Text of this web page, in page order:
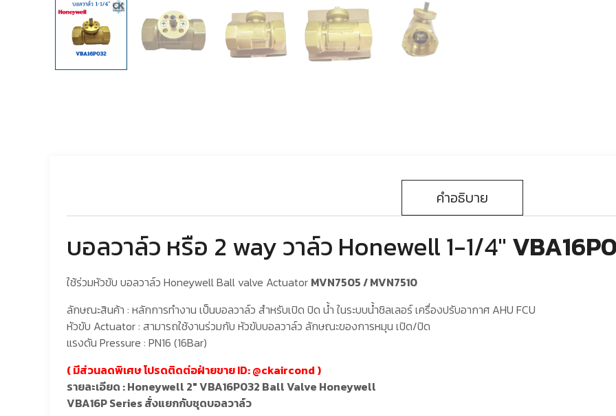
คำอธิบาย
บอลวาล์ว หรือ 2 way วาล์ว Honewell 1-1/4″
ใช้ร่วมหัวขับ บอลวาล์ว Honeywell Ball valve Actuator MVN7505 / MVN7510
ลักษณะสินค้า : หลักการทำงาน เป็นบอลวาล์ว สำหรับเปิด ปิด น้ำ ในระบบน้ำชิลเลอร์ เครื่องปรับอากาศ AHU FCU
หัวขับ Actuator : สามารถใช้งานร่วมกับ หัวขับบอลวาล์ว ลักษณะของการหมุน เปิด/ปิด
แรงดัน Pressure : PN16 (16Bar)
( มีส่วนลดพิเศษ โปรดติดต่อฝ่ายขาย ID: @ckaircond )
รายละเอียด : Honeywell 2″ VBA16P032 Ball Valve Honeywell
VBA16P Series สั่งแยกกับชุดบอลวาล์ว